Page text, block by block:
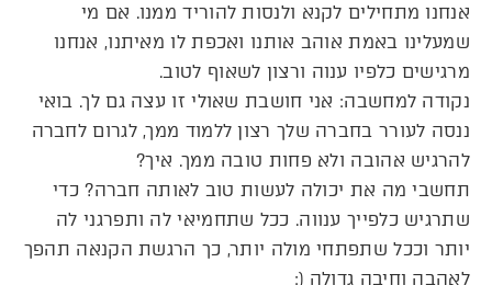
אנחנו מתחילים לקנא ולנסות להוריד ממנו. אם מי
שמעלינו באמת אוהב אותנו ואכפת לו מאיתנו, אנחנו
מרגישים כלפיו ענוה ורצון לשאוף לטוב.
נקודה למחשבה: אני חושבת שאולי זו עצה גם לך. בואי
ננסה לעורר בחברה שלך רצון ללמוד ממך, לגרום לחברה
להרגיש אהובה ולא פחות טובה ממך. איך?
תחשבי מה את יכולה לעשות טוב לאותה חברה? כדי
שתרגיש כלפייך ענווה. ככל שתחמיאי לה ותפרגני לה
יותר וככל שתפתחי מולה יותר, כך הרגשת הקנאה תהפך
לאהבה וחיבה גדולה (: